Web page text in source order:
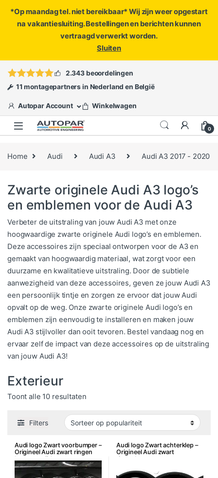
*Op maandag tel. niet bereikbaar* Wij zijn weer opgestart
na vakantiesluiting. Bestellingen en berichten kunnen
vertraagd verwerkt worden.
Sluiten
ofopen een ticket
2.343 beoordelingen
11 montagepartners in Nederland en België
Autopar Account Winkelwagen
0
Home Audi Audi A3 Audi A3 2017 - 2020
Zwarte originele Audi A3 logo’s
en emblemen voor de Audi A3
Verbeter de uitstraling van jouw Audi A3 met onze
hoogwaardige zwarte originele Audi logo’s en emblemen.
Deze accessoires zijn speciaal ontworpen voor de A3 en
gemaakt van hoogwaardig materiaal, wat zorgt voor een
duurzame en kwalitatieve uitstraling. Door de subtiele
aanwezigheid van deze accessoires, geven ze jouw Audi A3
een persoonlijk tintje en zorgen ze ervoor dat jouw Audi
opvalt op de weg. Onze zwarte originele Audi logo’s en
emblemen zijn eenvoudig te installeren en maken jouw
Audi A3 stijlvoller dan ooit tevoren. Bestel vandaag nog en
ervaar zelf de impact van deze accessoires op de uitstraling
van jouw Audi A3!
Exterieur
Toont alle 10 resultatenGesorteerd op populariteit
Filters
Audi logo Zwart voorbumper –
Origineel Audi zwart ringen
logo voorzijde
Audi logo Zwart achterklep –
Origineel Audi zwart
ringenlogo